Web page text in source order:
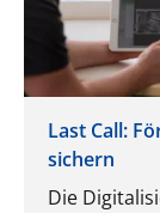
Last Call:
sichern
Die